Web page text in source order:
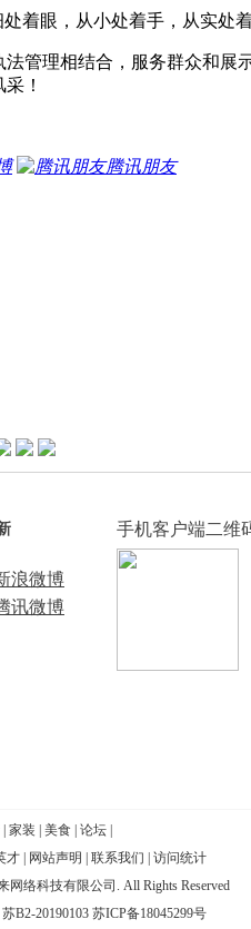
着眼，从小处着手，从实处
管理相结合，服务群众和
！
腾讯朋友
浪微博
讯微博
手机客户端二维
| 家装 | 美食| 论坛|
才 | 网站声明 | 联系我们 | 访问统计
网络科技有限公司. All Rights Reserved
B2-20190103 苏ICP备18045299号